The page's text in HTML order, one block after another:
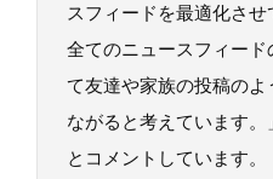
スフィードを最適化さ
全てのニュースフィー
て友達や家族の投稿の
ながると考えています。
とコメントしています。